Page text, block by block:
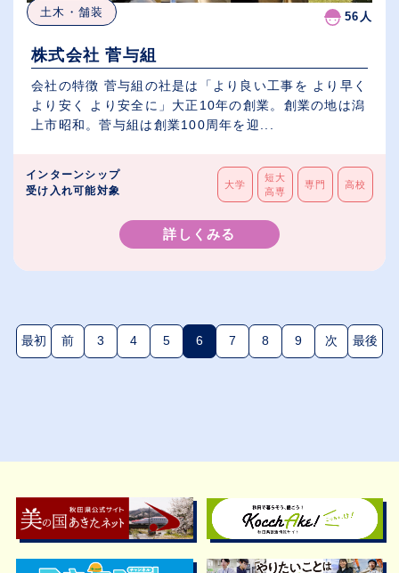
土木・舗装 56人
株式会社 菅与組
会社の特徴 菅与組の社是は「より良い工事を より早く
より安く より安全に」大正10年の創業。創業の地は潟
上市昭和。菅与組は創業100周年を迎...
インターンシップ
受け入れ可能対象
大学
短大
高専
専門 高校
詳しくみる
最初 前 3 4 5 6(現在のページ)
7 8 9 次 最後